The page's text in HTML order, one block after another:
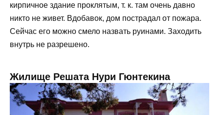
кирпичное здание проклятым, т. к. там очень давно
никто не живет. Вдобавок, дом пострадал от пожара.
Сейчас его можно смело назвать руинами. Заходить
внутрь не разрешено.
Жилище Решата Нури Гюнтекина